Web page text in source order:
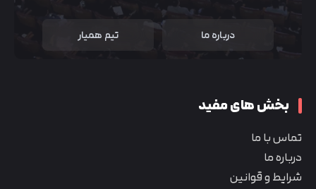
درباره ما تیم همیار
بخش های مفید
تماس با ما
درباره ما
شرایط و قوانین